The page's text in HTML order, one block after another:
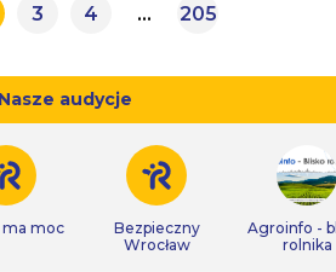
3 4 … 205
Nasze audycje
ma moc
Bezpieczny
Wrocław
Agroinfo -
rolnika